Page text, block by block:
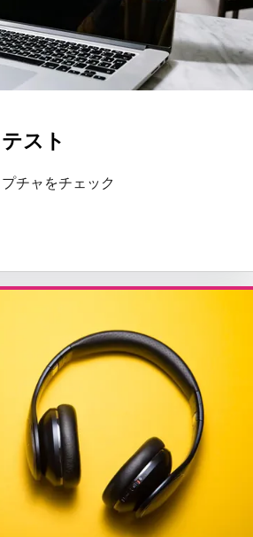
スト
チャをチェック